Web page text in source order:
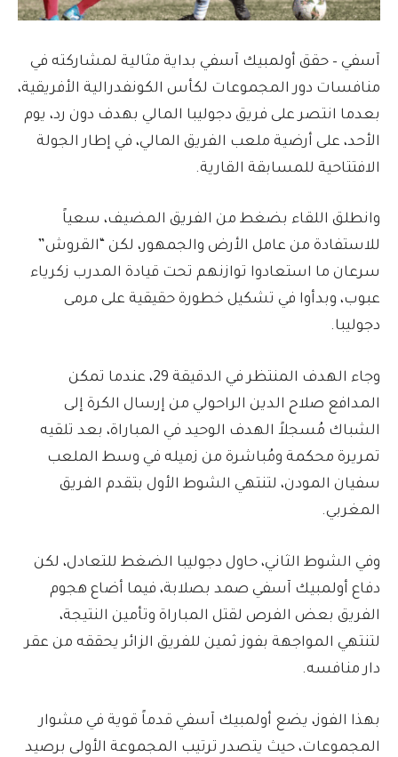
آسفي – حقق أولمبيك آسفي بداية مثالية لمشاركته في
منافسات دور المجموعات لكأس الكونفدرالية الأفريقية،
بعدما انتصر على فريق دجوليبا المالي بهدف دون رد، يوم
الأحد، على أرضية ملعب الفريق المالي، في إطار الجولة
الافتتاحية للمسابقة القارية.
وانطلق اللقاء بضغط من الفريق المضيف، سعياً
للاستفادة من عامل الأرض والجمهور، لكن “القروش”
سرعان ما استعادوا توازنهم تحت قيادة المدرب زكرياء
عبوب، وبدأوا في تشكيل خطورة حقيقية على مرمى
دجوليبا.
وجاء الهدف المنتظر في الدقيقة 29، عندما تمكن
المدافع صلاح الدين الراحولي من إرسال الكرة إلى
الشباك مُسجلاً الهدف الوحيد في المباراة، بعد تلقيه
تمريرة محكمة ومُباشرة من زميله في وسط الملعب
سفيان المودن، لتنتهي الشوط الأول بتقدم الفريق
المغربي.
وفي الشوط الثاني، حاول دجوليبا الضغط للتعادل، لكن
دفاع أولمبيك آسفي صمد بصلابة، فيما أضاع هجوم
الفريق بعض الفرص لقتل المباراة وتأمين النتيجة،
لتنتهي المواجهة بفوز ثمين للفريق الزائر يحققه من عقر
دار منافسه.
بهذا الفوز، يضع أولمبيك آسفي قدماً قوية في مشوار
المجموعات، حيث يتصدر ترتيب المجموعة الأولى برصيد